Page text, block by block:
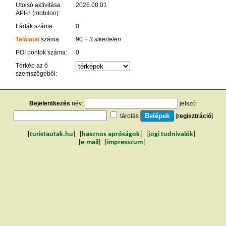
Utolsó aktivitása
API-n (mobilon):
2026.08.01
Ládák száma:
0
Találataiszáma: 90+ 3 sikertelen
POI pontok száma:
0
Térkép az ő
szemszögéből:
Bejelentkezés név:
jelszó:
tárolás
[regisztráció]
turistautak.hu hasznos apróságok jogi tudnivalók
e-mail impresszum]